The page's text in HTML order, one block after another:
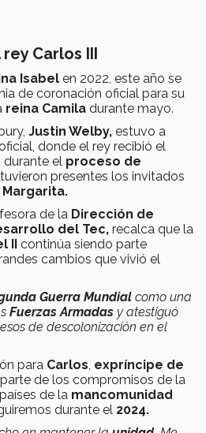
Carlos III
Isabel en 2022, este año se
de coronación oficial para su
reina Camila durante mayo.
Justin Welby, estuvo a
donde el rey recibió el
durante el proceso de
presentes los invitados
Margarita.
de la Dirección de
del Tec, recalca que la
II
continúa siendo parte
cambios que vivió el
Guerra Mundial como una
Fuerzas Armadas y atestiguó
de descolonización en el
para Carlos, expríncipe de
de los compromisos de la
de la mancomunidad
durante el 2024.